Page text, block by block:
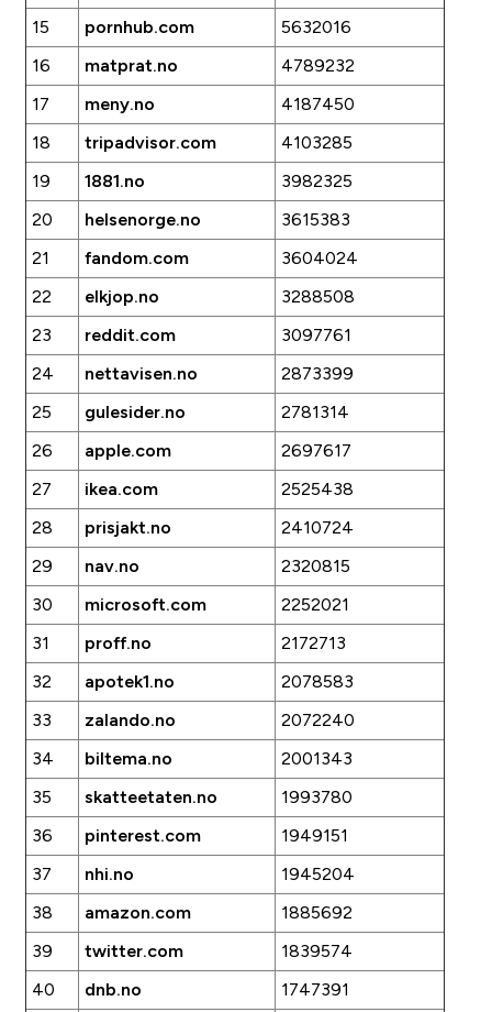
15
pornhub.com
5632016
16
matprat.no
4789232
17
meny.no
4187450
18
tripadvisor.com
4103285
19
1881.no
3982325
20
helsenorge.no
3615383
21
fandom.com
3604024
22
elkjop.no
3288508
23
reddit.com
3097761
24
nettavisen.no
2873399
25
gulesider.no
2781314
26
apple.com
2697617
27
ikea.com
2525438
28
prisjakt.no
2410724
29
nav.no
2320815
30
microsoft.com
2252021
31
proff.no
2172713
32
apotek1.no
2078583
33
zalando.no
2072240
34
biltema.no
2001343
35
skatteetaten.no
1993780
36
pinterest.com
1949151
37
nhi.no
1945204
38
amazon.com
1885692
39
twitter.com
1839574
40
dnb.no 1747391